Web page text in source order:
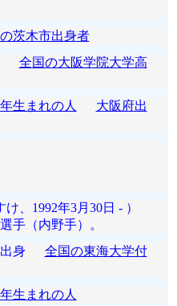
茨木市出身者
全国の大阪学院大学高
生まれの人
大阪府出
、1992年3月30日 - ）
手（内野手）。
出身 全国の東海大学付
生まれの人